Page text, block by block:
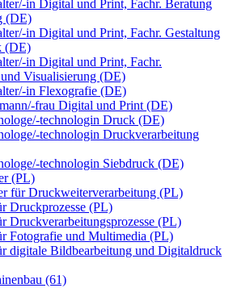
in Digital und Print, Fachr. Beratung
(DE)
in Digital und Print, Fachr. Gestaltung
(DE)
in Digital und Print, Fachr.
Visualisierung (DE)
in Flexografie (DE)
frau Digital und Print (DE)
technologin Druck (DE)
technologin Druckverarbeitung
technologin Siebdruck (DE)
(PL)
für Druckweiterverarbeitung (PL)
Druckprozesse (PL)
Druckverarbeitungsprozesse (PL)
Fotografie und Multimedia (PL)
digitale Bildbearbeitung und Digitaldruck
(61)